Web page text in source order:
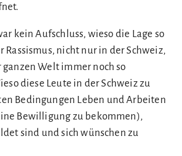
kein Aufschluss, wieso die Lage so
Rassismus, nicht nur in der Schweiz,
Welt immer noch so
diese Leute in der Schweiz zu
Bedingungen Leben und Arbeiten
Bewilligung zu bekommen),
sind und sich wünschen zu